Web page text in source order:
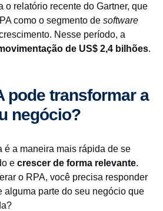
o relatório recente do Gartner, que
como o segmento de software
Nesse período, a
de US$ 2,4 bilhões.
pode transformar a
negócio?
é a maneira mais rápida de se
e crescer de forma relevante.
o RPA, você precisa responder
alguma parte do seu negócio que